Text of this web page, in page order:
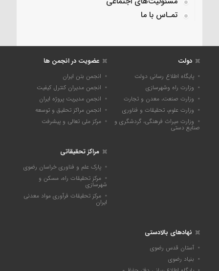
تمـاس با ما
دولت
پایگاه اطلاع رسانی دولت
وزارت راه وشهرسازی
وزارت صنعت، معدن و تجارت
وزارت علوم، تحقیقات و فناوری
وزارت میراث فرهنگی، گردشگری و
صنایع دستی
عضویت در انجمن ها
انجمن بتن ایران
انجمن مدیران کنترل کیفیت
انجمن مدیریت پروژه ایران
انجمن مراکز تحقیق و توسعه
مرکز ملی تعالی و پیشرفت
مراکز تحقیقاتی
پارک علم و فناوری خراسان رضوی
مرکز تحقیقات راه، مسکن و
شهرسازی
مرکز تحقیقات فرآوری مواد معدنی
ایران
نهادهای بالادستی
آستان قدس رضوی
بنیاد رضوی